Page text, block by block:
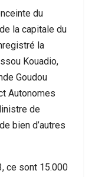
du
la capitale du
la
Kouadio,
Goudou
Autonomes
de
bien d’autres
ce sont 15.000